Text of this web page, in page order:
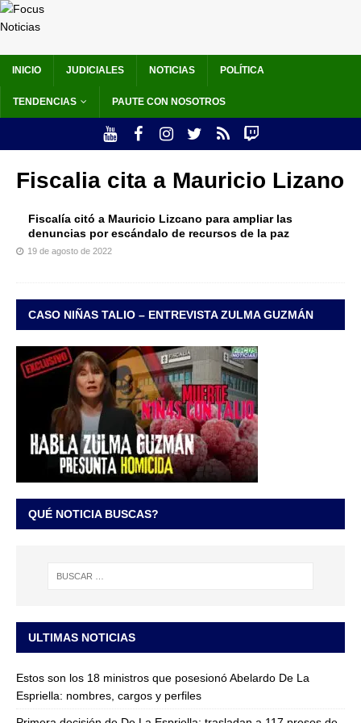
INICIO JUDICIALES NOTICIAS POLÍTICA
TENDENCIAS PAUTE CON NOSOTROS
Fiscalia cita a Mauricio Lizano
Fiscalía citó a Mauricio Lizcano para ampliar las
denuncias por escándalo de recursos de la paz
19 de agosto de 2022
CASO NIÑAS TALIO – ENTREVISTA ZULMA GUZMÁN
QUÉ NOTICIA BUSCAS?
ULTIMAS NOTICIAS
Estos son los 18 ministros que posesionó Abelardo De La
Espriella: nombres, cargos y perfiles